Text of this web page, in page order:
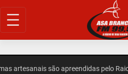
Pular
para
artesanais são apreendidas pelo Raio